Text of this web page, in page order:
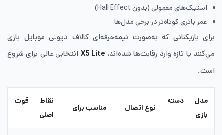
استیک‌های معمولی (بدون Hall Effect)
عمر باتری کوتاه‌تر در برخی مدل‌ها
برای بازیکنانی که به‌صورت نیمه‌حرفه‌ای کالاف دیوتی موبایل بازی
می‌کنند یا تازه وارد رقابت‌ها شده‌اند، X5 Lite انتخابی عالی برای شروع
است.
مدل دسته
بازی
نوع اتصال مناسب برای
نقاط قوت
اصلی